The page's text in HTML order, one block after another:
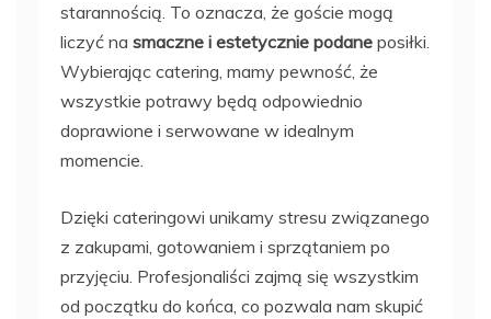
starannością. To oznacza, że goście mogą
liczyć na smaczne i estetycznie podane posiłki.
Wybierając catering, mamy pewność, że
wszystkie potrawy będą odpowiednio
doprawione i serwowane w idealnym
momencie.
Dzięki cateringowi unikamy stresu związanego
z zakupami, gotowaniem i sprzątaniem po
przyjęciu. Profesjonaliści zajmą się wszystkim
od początku do końca, co pozwala nam skupić